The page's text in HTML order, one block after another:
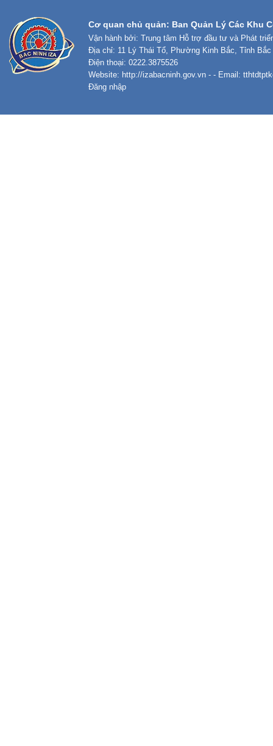
Cơ quan chủ quản: Ban Quản Lý Các Khu
Vận hành bởi: Trung tâm Hỗ trợ đầu tư và Phát
Địa chỉ: 11 Lý Thái Tổ, Phường Kinh Bắc, Tỉnh Bắc
Điện thoại: 0222.3875526
Website: http://izabacninh.gov.vn - - Email:
Đăng nhập